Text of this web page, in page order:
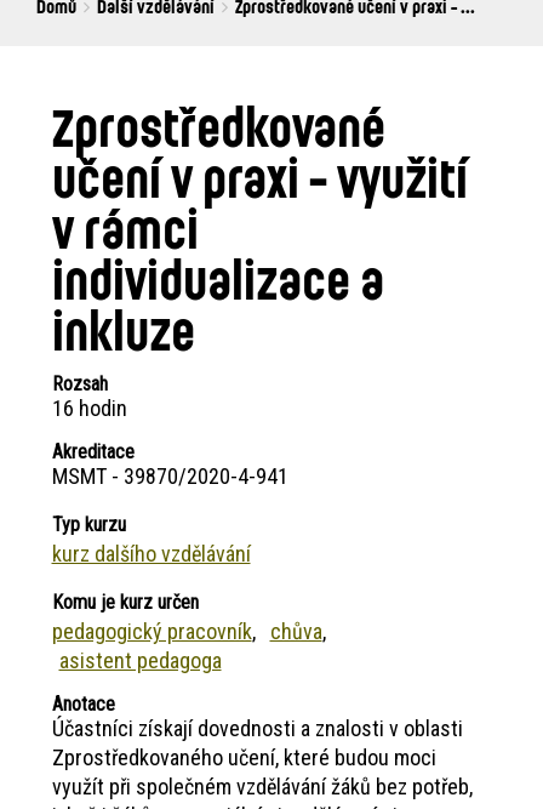
Breadcrumbs
You
Domů Další vzdělávání Zprostředkované učení v praxi - ...
Zprostředkované
učení v praxi - využití
v rámci
individualizace a
inkluze
Rozsah
16 hodin
Akreditace
MSMT - 39870/2020-4-941
Typ kurzu
kurz dalšího vzdělávání
Komu je kurz určen
pedagogický pracovník
chůva
asistent pedagoga
Anotace
Účastníci získají dovednosti a znalosti v oblasti
Zprostředkovaného učení, které budou moci
využít při společném vzdělávání žáků bez potřeb,